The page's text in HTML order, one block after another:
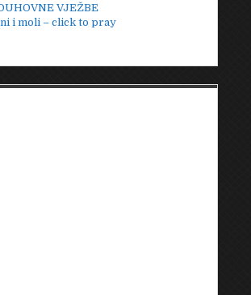
VJEŽBE
i moli – click to pray